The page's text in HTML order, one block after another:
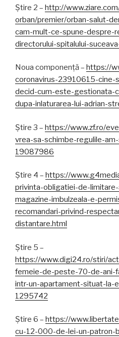
Știre 2 – http://
orban/premier/orban-salut-
cam-mult-ce-spune-despre-
directorului-spitalului-
Noua componență – https://
coronavirus-23910615-cine-
decid-cum-este-gestionata-
dupa-inlaturarea-lui-adrian-
Știre 3 – https://www.zf.ro/
vrea-sa-schimbe-regulile-
19087986
Știre 4 – https://
privinta-obligatiei-de-
magazine-imbulzeala-e-
recomandari-privind-
distantare.html
Știre 5 –
https://www.digi24.ro/stiri/
femeie-de-peste-70-de-ani-
intr-un-apartament-situat-la-
1295742
Știre 6 – https://
cu-12-000-de-lei-un-patron-